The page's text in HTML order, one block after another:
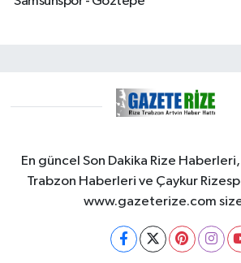
En güncel Son Dakika Rize
Trabzon Haberleri ve Çaykur
www.gazeterize.com